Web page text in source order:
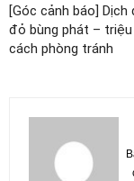
[Góc cảnh báo] Dịch
đỏ bùng phát –
cách phòng tránh